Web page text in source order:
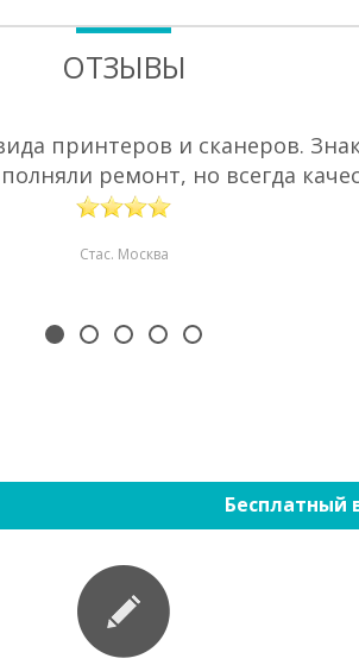
ОТЗЫВЫ
принтеров и сканеров.
ремонт, но всегда
Стас. Москва
Бесплатный